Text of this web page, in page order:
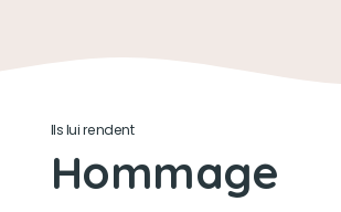
Le plumeau
Son loisir préféré
Les câlins
Ils lui rendent
Hommage